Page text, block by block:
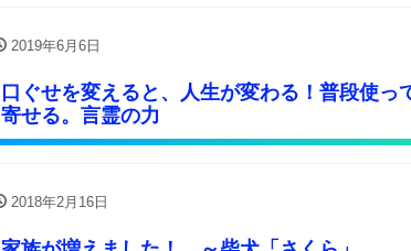
2019年6月6日
口ぐせを変えると、人生が変わる！普段使っ
寄せる。言霊の力
2018年2月16日